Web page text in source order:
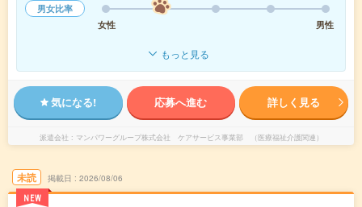
男女比率
女性
男性
もっと見る
気になる! 応募へ進む 詳しく見る
派遣会社 マンパワーグループ株式会社 ケアサービス事業部 （医療福祉介護関連）
未読
NEW
掲載日 2026/08/06